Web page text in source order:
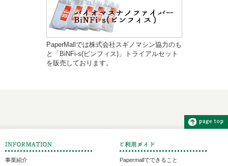
PaperMallでは株式会社スギノマシン協力のも
と「BiNFi-s(ビンフィス)」トライアルセット
を販売しております。
事業紹介 Papermallでできること